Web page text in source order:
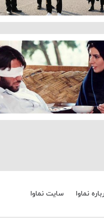
نماوا سایت نماوا